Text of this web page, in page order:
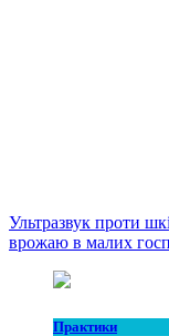
Ультразвук проти
врожаю в малих
Практики